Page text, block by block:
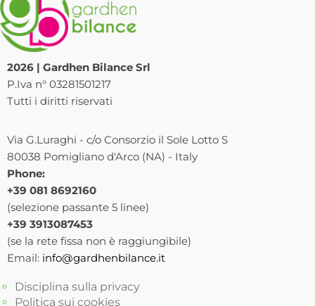
2026 | Gardhen Bilance Srl
P.Iva n° 03281501217
Tutti i diritti riservati
Via G.Luraghi - c/o Consorzio il Sole Lotto S
80038 Pomigliano d'Arco (NA) - Italy
Phone:
+39 081 8692160
(selezione passante 5 linee)
+39 3913087453
(se la rete fissa non è raggiungibile)
Email: info@gardhenbilance.it
Disciplina sulla privacy
Politica sui cookies